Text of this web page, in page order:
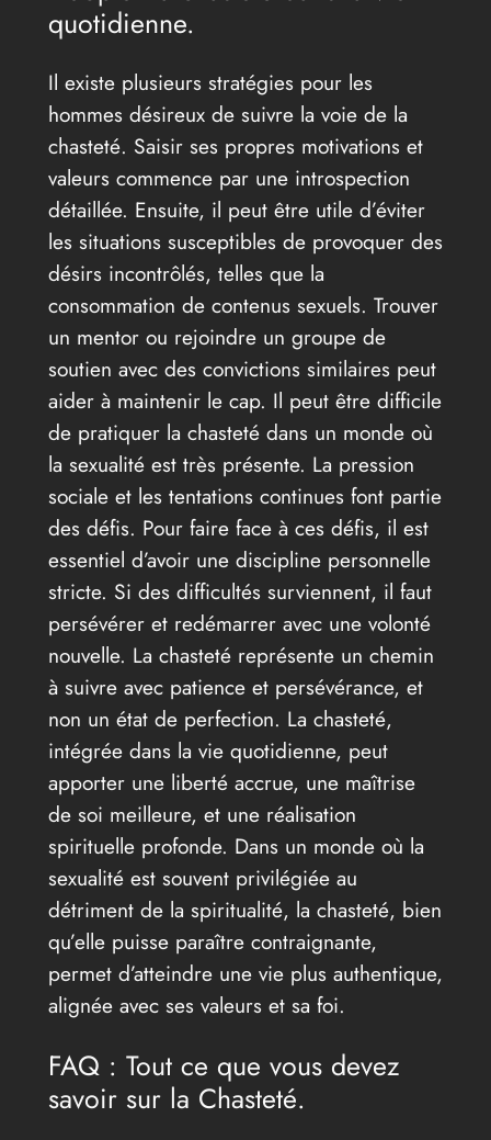
quotidienne.
Il existe plusieurs stratégies pour les
hommes désireux de suivre la voie de la
chasteté. Saisir ses propres motivations et
valeurs commence par une introspection
détaillée. Ensuite, il peut être utile d’éviter
les situations susceptibles de provoquer des
désirs incontrôlés, telles que la
consommation de contenus sexuels. Trouver
un mentor ou rejoindre un groupe de
soutien avec des convictions similaires peut
aider à maintenir le cap. Il peut être difficile
de pratiquer la chasteté dans un monde où
la sexualité est très présente. La pression
sociale et les tentations continues font partie
des défis. Pour faire face à ces défis, il est
essentiel d’avoir une discipline personnelle
stricte. Si des difficultés surviennent, il faut
persévérer et redémarrer avec une volonté
nouvelle. La chasteté représente un chemin
à suivre avec patience et persévérance, et
non un état de perfection. La chasteté,
intégrée dans la vie quotidienne, peut
apporter une liberté accrue, une maîtrise
de soi meilleure, et une réalisation
spirituelle profonde. Dans un monde où la
sexualité est souvent privilégiée au
détriment de la spiritualité, la chasteté, bien
qu’elle puisse paraître contraignante,
permet d’atteindre une vie plus authentique,
alignée avec ses valeurs et sa foi.
FAQ : Tout ce que vous devez
savoir sur la Chasteté.